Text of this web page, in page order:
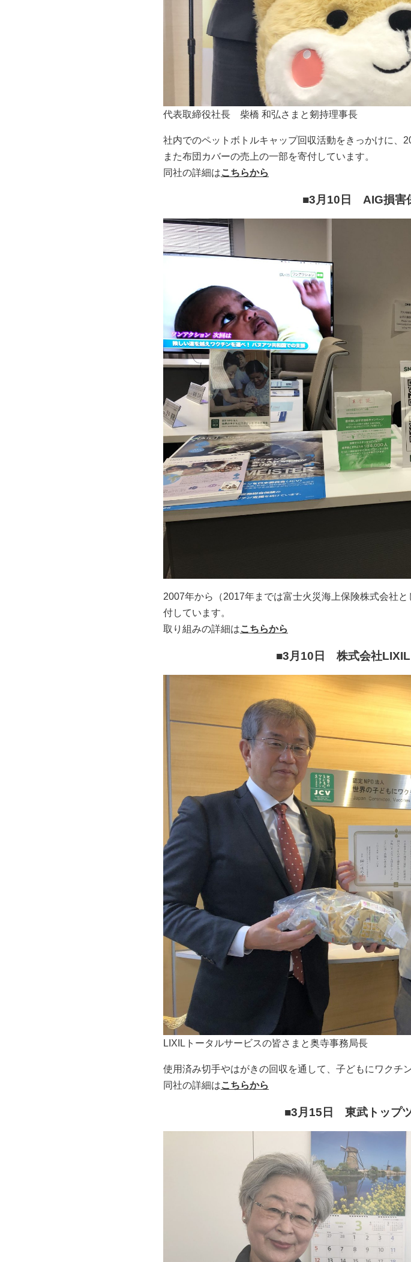
代表取締役社長 柴橋 和弘さまと剱持理事長
社内でのペットボトルキャップ回収活動をきっかけに、
また布団カバーの売上の一部を寄付しています。
同社の詳細はこちらから
■3月10日 AIG損害
2007年から（2017年までは富士火災海上保険株式会社
付しています。
取り組みの詳細はこちらから
■3月10日 株式会社LIXIL
LIXILトータルサービスの皆さまと奥寺事務局長
使用済み切手やはがきの回収を通して、子どもにワクチ
同社の詳細はこちらから
■3月15日 東武トップ